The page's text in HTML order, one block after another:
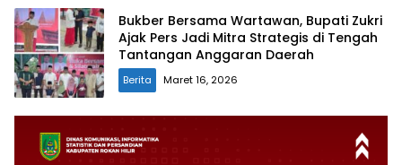
Bukber Bersama Wartawan, Bupati Zukri
Ajak Pers Jadi Mitra Strategis di Tengah
Tantangan Anggaran Daerah
Berita Maret 16, 2026